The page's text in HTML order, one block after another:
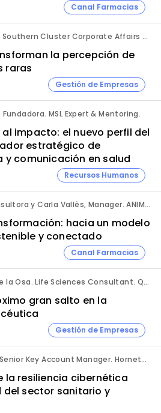
Canal Farmacias
Ángela González. Southern Cluster Corporate Affairs & Patient Partnership Director. Kyowa Kirin.
la percepción de
raras
Gestión de Empresas
MSL Expert & Mentoring.
impacto: el nuevo perfil del
estratégico de
y comunicación en salud
Recursos Humanos
Silvia Blanco, Consultora y Carla Vallès, Manager. ANIMA.
hacia un modelo
y conectado
Canal Farmacias
Héctor Fuentes de la Osa. Life Sciences Consultant. QbD Group.
gran salto en la
Gestión de Empresas
Eduardo Encinas. Senior Key Account Manager. Hornetsecurity en Iberia.
la resiliencia cibernética
del sector sanitario y